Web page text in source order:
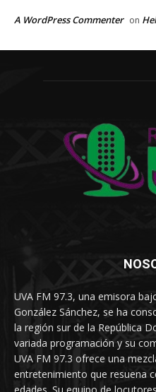
A WordPress Commenter on
UVA FM 97.3, una emisora
González Sánchez, se ha
la región sur de la República
variada programación y su
UVA FM 97.3 ofrece una
entretenimiento que resuena